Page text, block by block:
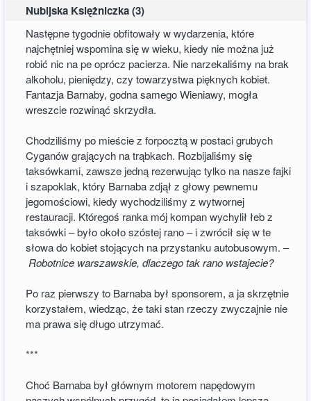
Nubijska Księżniczka (3)
Następne tygodnie obfitowały w wydarzenia, które
najchętniej wspomina się w wieku, kiedy nie można już
robić nic na pe oprócz pacierza. Nie narzekaliśmy na brak
alkoholu, pieniędzy, czy towarzystwa pięknych kobiet.
Fantazja Barnaby, godna samego Wieniawy, mogła
wreszcie rozwinąć skrzydła.
Chodziliśmy po mieście z forpocztą w postaci grubych
Cyganów grających na trąbkach. Rozbijaliśmy się
taksówkami, zawsze jedną rezerwując tylko na nasze fajki
i szapoklak, który Barnaba zdjął z głowy pewnemu
jegomościowi, kiedy wychodziliśmy z wytwornej
restauracji. Któregoś ranka mój kompan wychylił łeb z
taksówki – było około szóstej rano – i zwrócił się w te
słowa do kobiet stojących na przystanku autobusowym. –
Robotnice warszawskie, dlaczego tak rano wstajecie?
Po raz pierwszy to Barnaba był sponsorem, a ja skrzętnie
korzystałem, wiedząc, że taki stan rzeczy zwyczajnie nie
ma prawa się długo utrzymać.
***
Choć Barnaba był głównym motorem napędowym